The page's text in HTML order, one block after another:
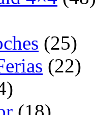
(25)
(22)